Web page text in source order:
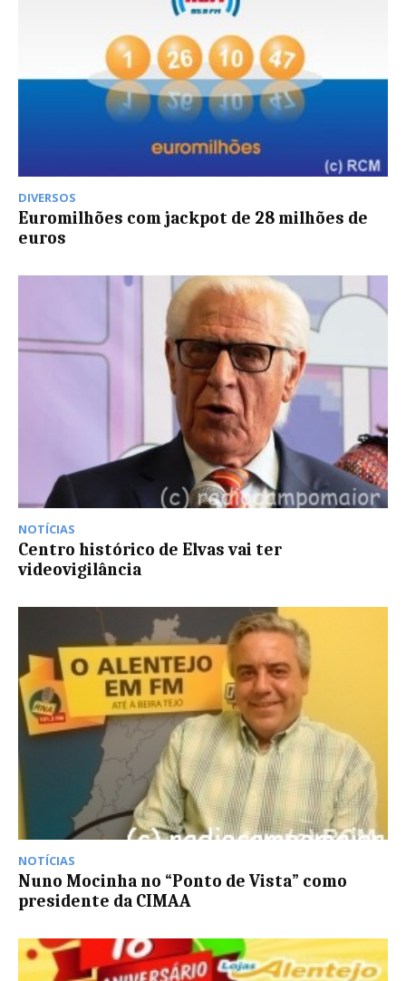
DIVERSOS
Euromilhões com jackpot de 28 milhões de
euros
NOTÍCIAS
Centro histórico de Elvas vai ter
videovigilância
NOTÍCIAS
Nuno Mocinha no “Ponto de Vista” como
presidente da CIMAA